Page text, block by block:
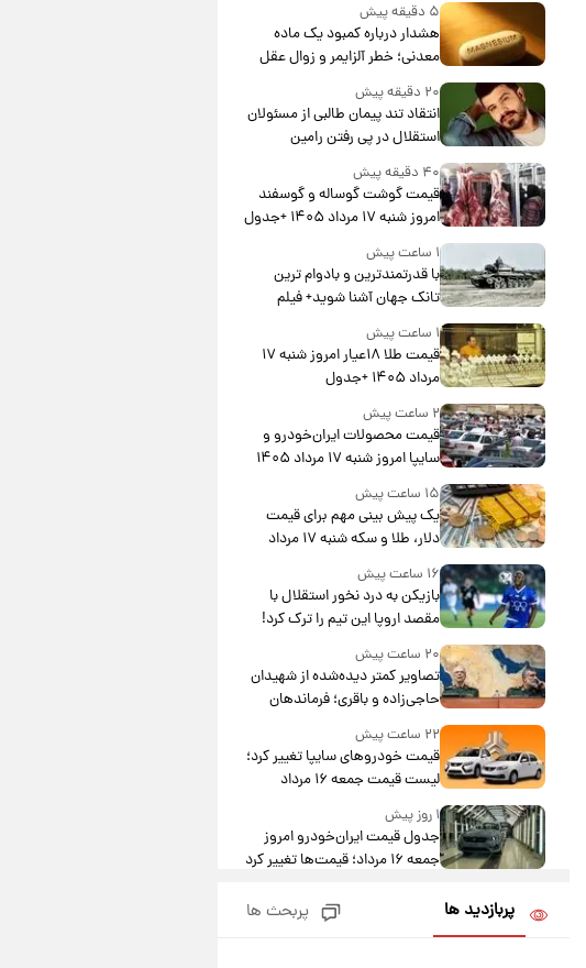
۵ دقیقه پیش
هشدار درباره کمبود یک ماده
معدنی؛ خطر آلزایمر و زوال عقل
افزایش می‌یابد؟
۲۰ دقیقه پیش
انتقاد تند پیمان طالبی از مسئولان
استقلال در پی رفتن رامین
رضاییان+ عکس
۴۰ دقیقه پیش
قیمت گوشت گوساله و گوسفند
امروز شنبه ۱۷ مرداد ۱۴۰۵ +جدول
۱ ساعت پیش
با قدرتمندترین و بادوام ترین
تانک جهان آشنا شوید+ فیلم
۱ ساعت پیش
قیمت طلا ۱۸عیار امروز شنبه ۱۷
مرداد ۱۴۰۵ +جدول
۲ ساعت پیش
قیمت محصولات ایران‌خودرو و
سایپا امروز شنبه ۱۷ مرداد ۱۴۰۵
۱۵ ساعت پیش
یک پیش ‌بینی مهم برای قیمت
دلار، طلا و سکه شنبه ۱۷ مرداد
۱۴۰۵
۱۶ ساعت پیش
بازیکن به درد نخور استقلال با
مقصد اروپا این تیم را ترک کرد!
۲۰ ساعت پیش
تصاویر کمتر دیده‌شده از شهیدان
حاجی‌زاده و باقری؛ فرماندهان
۲۲ ساعت پیش
قیمت خودروهای سایپا تغییر کرد؛
لیست قیمت جمعه ۱۶ مرداد
منتشر شد
۱ روز پیش
جدول قیمت ایران‌خودرو امروز
جمعه ۱۶ مرداد؛ قیمت‌ها تغییر کرد
قیمت طلا و سکه امروز جمعه ۱۶
مرداد ۱۴۰۵ +جدول
پربازدید ها پربحث ها